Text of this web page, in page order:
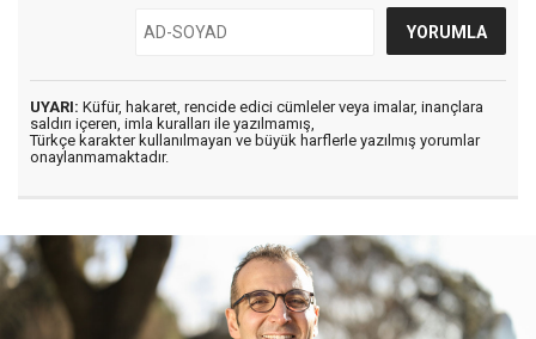
UYARI: Küfür, hakaret, rencide edici cümleler veya imalar, inançlara
saldırı içeren, imla kuralları ile yazılmamış,
Türkçe karakter kullanılmayan ve büyük harflerle yazılmış yorumlar
onaylanmamaktadır.